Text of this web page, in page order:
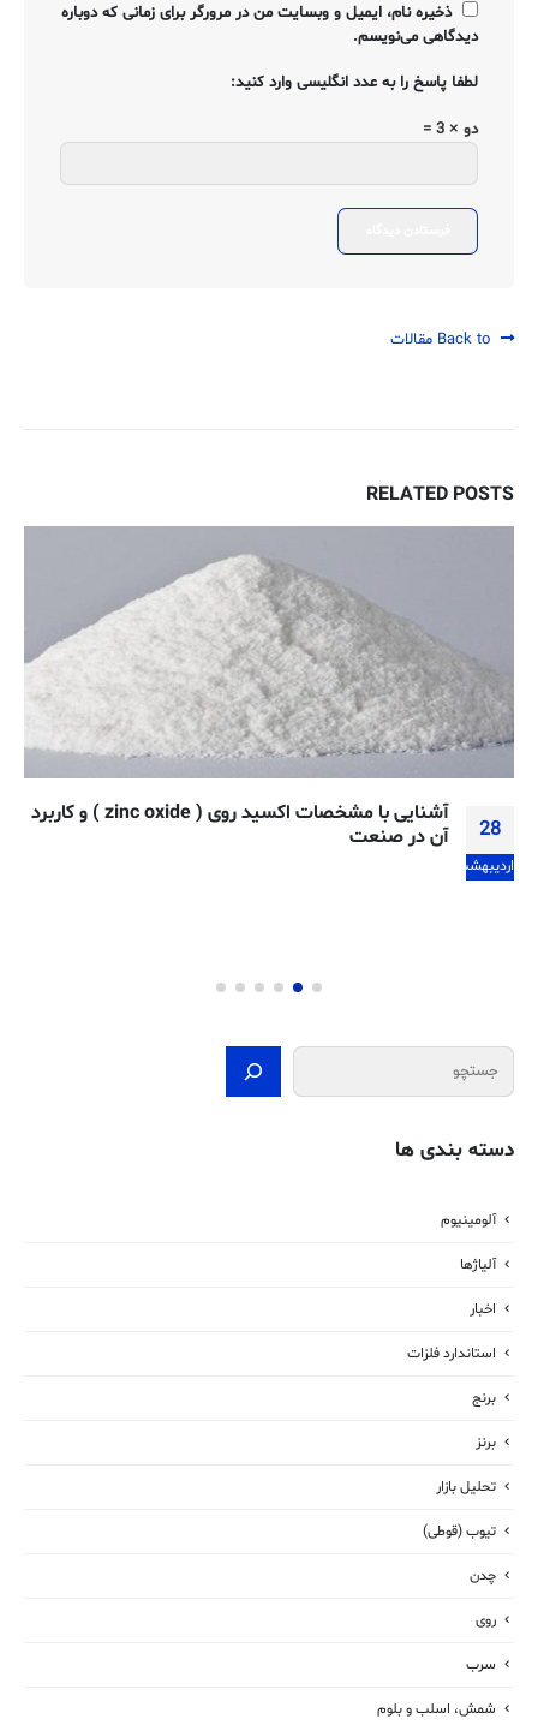
ذخیره نام، ایمیل و وبسایت من در مرورگر برای زمانی که دوباره
دیدگاهی می‌نویسم.
لطفا پاسخ را به عدد انگلیسی وارد کنید:
دو × 3 =
RELATED POSTS
28
اردیبهشت
آشنایی با مشخصات اکسید روی ( zinc oxide ) و کاربرد
آن در صنعت
جستجو
دسته بندی ها
آلومینیوم
آلیاژها
اخبار
استاندارد فلزات
برنج
برنز
تحلیل بازار
تیوب (قوطی)
چدن
روی
سرب
شمش، اسلب و بلوم